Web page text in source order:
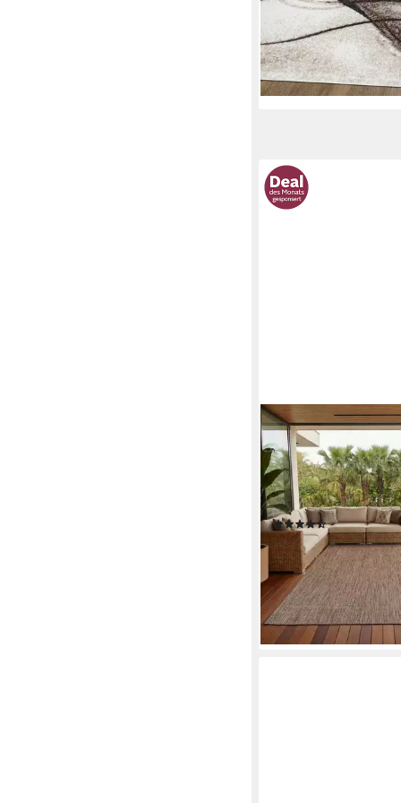
-59%
lieferbar - in 2-3
+1
CARPETTEX
Outdoorteppich
Läufer, Höhe: 5 mm,
Wetterfest Balkon
Flachgewebe
(81)
ab 23,73 € UVP67,90 €
nur diesen Monat
-65%
lieferbar - in 6-7
+1